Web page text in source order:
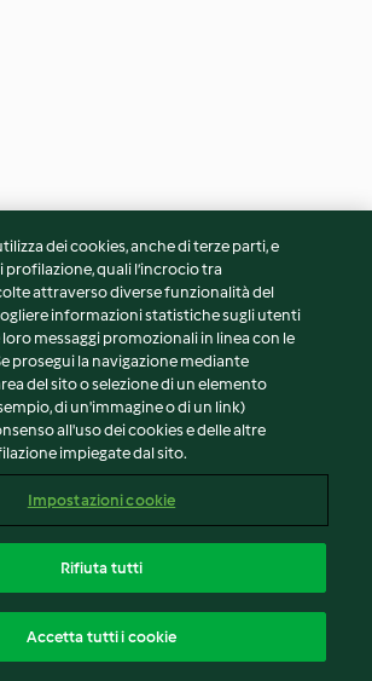
di rosa
45min
Frullato leggero
3.5 (4) 10min
Torta allo yogurt leggera
con confettura alle fragole
dei cookies, anche di terze parti, e
quali l’incrocio tra
attraverso diverse funzionalità del
informazioni statistiche sugli utenti
messaggi promozionali in linea con le
prosegui la navigazione mediante
del sito o selezione di un elemento
di un'immagine o di un link)
all'uso dei cookies e delle altre
impiegate dal sito.
Impostazioni cookie
Rifiuta tutti
Accetta tutti i cookie